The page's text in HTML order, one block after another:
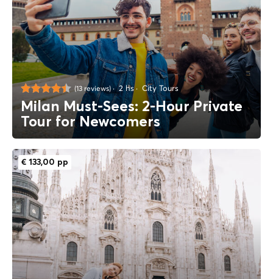
(13 reviews) 2 hs City Tours
Milan Must-Sees: 2-Hour Private
Tour for Newcomers
€ 133,00 pp